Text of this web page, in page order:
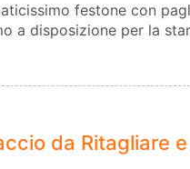
festone con
a disposizione per la
da Ritagliare